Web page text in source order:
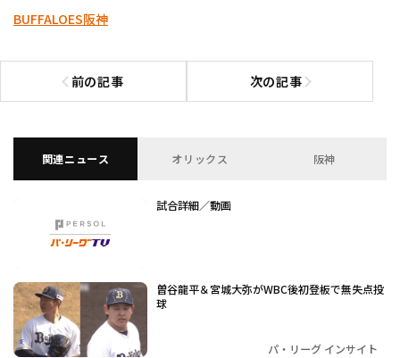
BUFFALOES阪神
前の記事
前の記事へ 次の記事次の記事へ
関連ニュース オリックス 阪神
試合詳細／動画
曽谷龍平＆宮城大弥がWBC後初登板で無失点投
球
パ・リーグ インサイト